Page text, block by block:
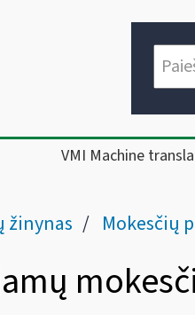
VMI Machine
žinynas Mokesčių